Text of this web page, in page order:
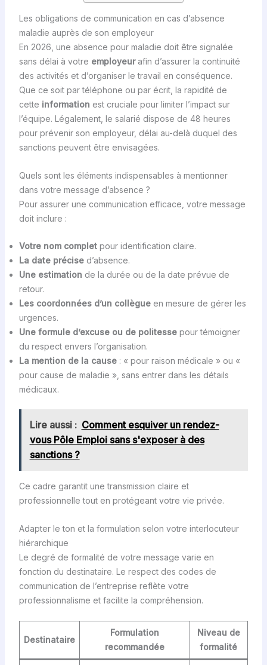
Les obligations de communication en cas d’absence
maladie auprès de son employeur
En 2026, une absence pour maladie doit être signalée
sans délai à votre employeurafin d’assurer la continuité
des activités et d’organiser le travail en conséquence.
Que ce soit par téléphone ou par écrit, la rapidité de
cette information est cruciale pour limiter l’impact sur
l’équipe. Légalement, le salarié dispose de 48 heures
pour prévenir son employeur, délai au-delà duquel des
sanctions peuvent être envisagées.
Quels sont les éléments indispensables à mentionner
dans votre message d’absence ?
Pour assurer une communication efficace, votre message
doit inclure :
Votre nom completpour identification claire.
La date précised’absence.
Une estimation de la durée ou de la date prévue de
retour.
Les coordonnées d’un collègueen mesure de gérer les
urgences.
Une formule d’excuse ou de politessepour témoigner
du respect envers l’organisation.
La mention de la cause: « pour raison médicale » ou «
pour cause de maladie », sans entrer dans les détails
médicaux.
Lire aussi : Comment esquiver un rendez-
vous Pôle Emploi sans s'exposer à des
sanctions ?
Ce cadre garantit une transmission claire et
professionnelle tout en protégeant votre vie privée.
Adapter le ton et la formulation selon votre interlocuteur
hiérarchique
Le degré de formalité de votre message varie en
fonction du destinataire. Le respect des codes de
communication de l’entreprise reflète votre
professionnalisme et facilite la compréhension.
Destinataire
Formulation
recommandée
Niveau de
formalité